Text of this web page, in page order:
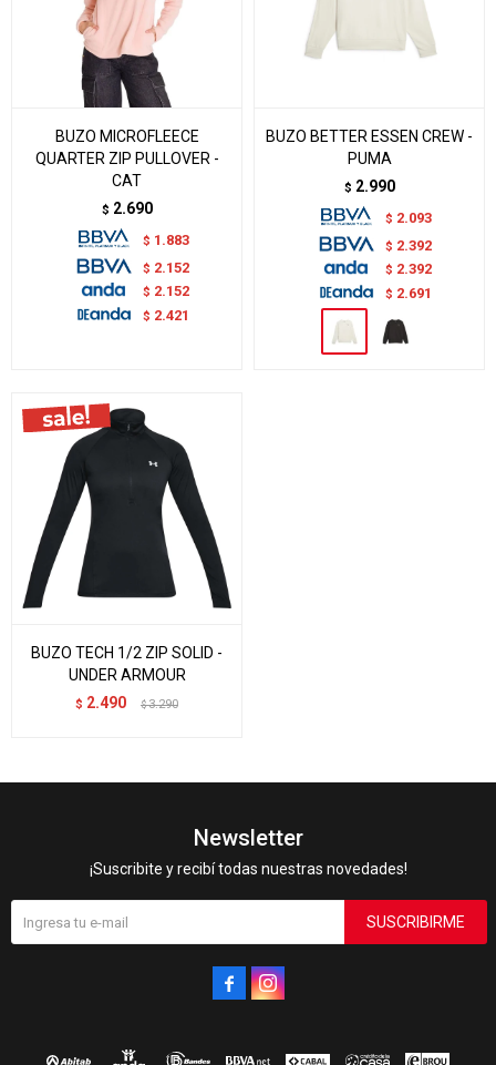
BUZO MICROFLEECE
QUARTER ZIP PULLOVER -
CAT
$ 2.690
$ 1.883
$ 2.152
$ 2.152
$ 2.421
BUZO BETTER ESSEN CREW -
PUMA
$ 2.990
$ 2.093
$ 2.392
$ 2.392
$ 2.691
BUZO TECH 1/2 ZIP SOLID -
UNDER ARMOUR
$ 2.490 $ 3.290
Newsletter
¡Suscribite y recibí todas nuestras novedades!
SUSCRIBIRME
 